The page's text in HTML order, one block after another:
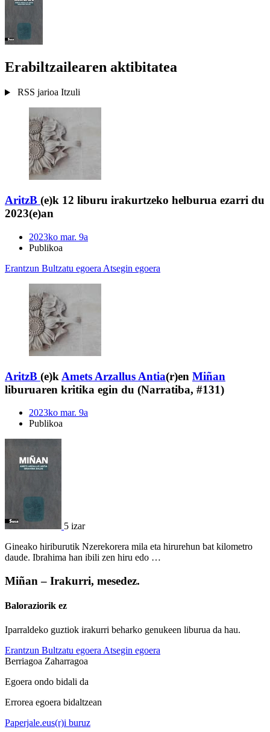
Erabiltzailearen aktibitatea
RSS jarioa Itzuli
AritzB (e)k 12 liburu irakurtzeko helburua ezarri du
2023(e)an
2023ko mar. 9a
Publikoa
Erantzun Bultzatu egoera Atsegin egoera
AritzB (e)k Amets Arzallus Antia(r)en Miñan
liburuaren kritika egin du (Narratiba, #131)
2023ko mar. 9a
Publikoa
5 izar
Gineako hiriburutik Nzerekorera mila eta hirurehun bat kilometro
daude. Ibrahima han ibili zen hiru edo …
Miñan – Irakurri, mesedez.
Baloraziorik ez
Iparraldeko guztiok irakurri beharko genukeen liburua da hau.
Erantzun Bultzatu egoera Atsegin egoera
Berriagoa Zaharragoa
Egoera ondo bidali da
Errorea egoera bidaltzean
Paperjale.eus(r)i buruz